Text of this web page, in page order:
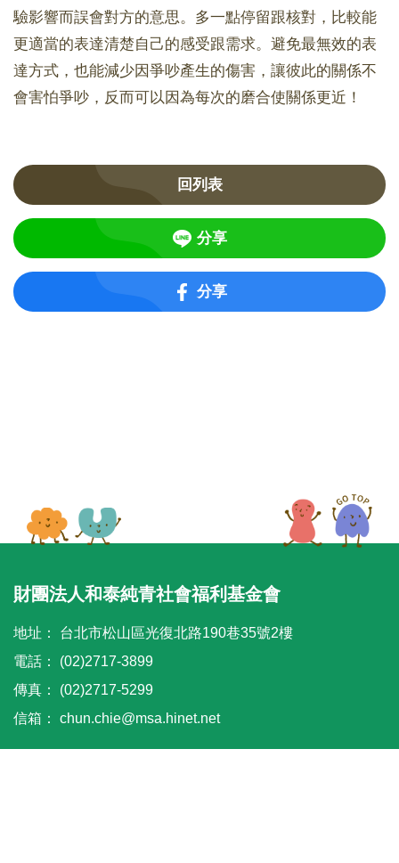
驗影響而誤會對方的意思。多一點停留跟核對，比較能
更適當的表達清楚自己的感受跟需求。避免最無效的表
達方式，也能減少因爭吵產生的傷害，讓彼此的關係不
會害怕爭吵，反而可以因為每次的磨合使關係更近！
回列表
分享
分享
財團法人和泰純青社會福利基金會
地址：
台北市松山區光復北路190巷35號2樓
電話：
(02)2717-3899
傳真：
(02)2717-5299
信箱：
chun.chie@msa.hinet.net